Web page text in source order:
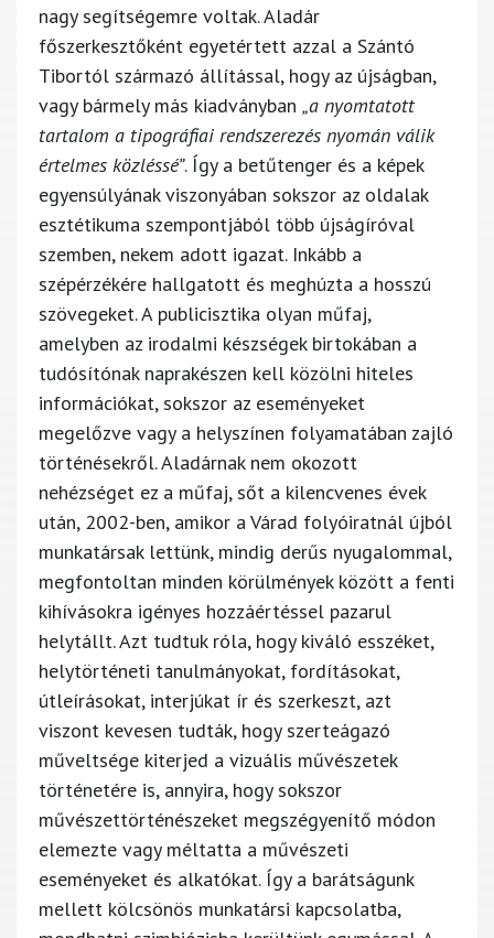
nagy segítségemre voltak. Aladár
főszerkesztőként egyetértett azzal a Szántó
Tibortól származó állítással, hogy az újságban,
vagy bármely más kiadványban „a nyomtatott
tartalom a tipográfiai rendszerezés nyomán válik
értelmes közléssé”. Így a betűtenger és a képek
egyensúlyának viszonyában sokszor az oldalak
esztétikuma szempontjából több újságíróval
szemben, nekem adott igazat. Inkább a
szépérzékére hallgatott és meghúzta a hosszú
szövegeket. A publicisztika olyan műfaj,
amelyben az irodalmi készségek birtokában a
tudósítónak naprakészen kell közölni hiteles
információkat, sokszor az eseményeket
megelőzve vagy a helyszínen folyamatában zajló
történésekről. Aladárnak nem okozott
nehézséget ez a műfaj, sőt a kilencvenes évek
után, 2002-ben, amikor a Várad folyóiratnál újból
munkatársak lettünk, mindig derűs nyugalommal,
megfontoltan minden körülmények között a fenti
kihívásokra igényes hozzáértéssel pazarul
helytállt. Azt tudtuk róla, hogy kiváló esszéket,
helytörténeti tanulmányokat, fordításokat,
útleírásokat, interjúkat ír és szerkeszt, azt
viszont kevesen tudták, hogy szerteágazó
műveltsége kiterjed a vizuális művészetek
történetére is, annyira, hogy sokszor
művészettörténészeket megszégyenítő módon
elemezte vagy méltatta a művészeti
eseményeket és alkatókat. Így a barátságunk
mellett kölcsönös munkatársi kapcsolatba,